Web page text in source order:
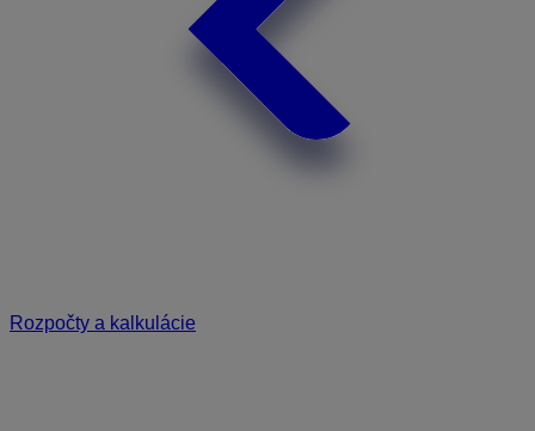
Rozpočty a kalkulácie